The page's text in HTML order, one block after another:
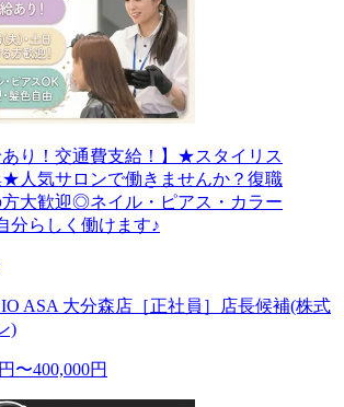
あり！交通費支給！】★スタイリス
★人気サロンで働きませんか？復職
大歓迎◎ネイル・ピアス・カラー
分らしく働けます♪
ASA 大分森店［正社員］店長候補(株式
)
〜400,000円